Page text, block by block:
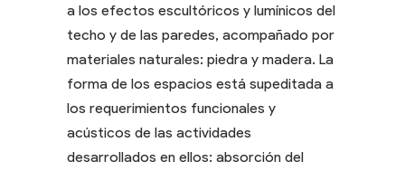
a los efectos escultóricos y lumínicos del
techo y de las paredes, acompañado por
materiales naturales: piedra y madera. La
forma de los espacios está supeditada a
los requerimientos funcionales y
acústicos de las actividades
desarrollados en ellos: absorción del